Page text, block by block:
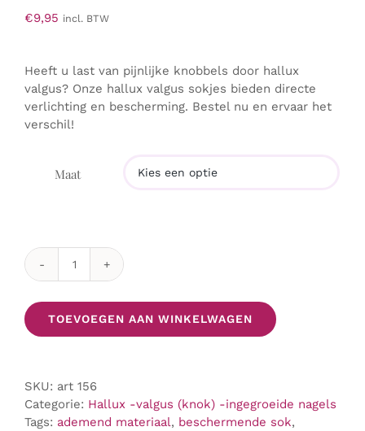
€9,95 incl. BTW
Heeft u last van pijnlijke knobbels door hallux
valgus? Onze hallux valgus sokjes bieden directe
verlichting en bescherming. Bestel nu en ervaar het
verschil!
Maat
2
valgus
aantal
TOEVOEGEN AAN WINKELWAGEN
SKU: art 156
Categorie: Hallux -valgus (knok) -ingegroeide nagels
Tags: ademend materiaal, beschermende sok,